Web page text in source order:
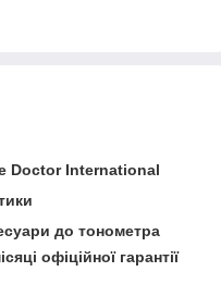
Doctor International
до тонометра
офіційної гарантії